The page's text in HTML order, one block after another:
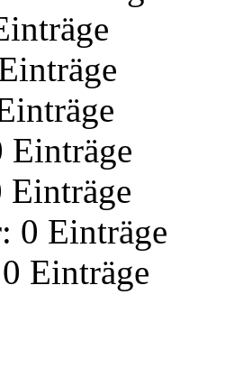
Einträge
Einträge
0 Einträge
0 Einträge